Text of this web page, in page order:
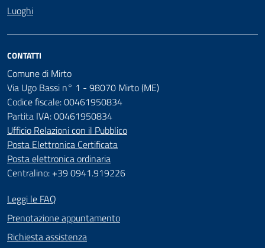
Luoghi
CONTATTI
Comune di Mirto
Via Ugo Bassi n° 1 - 98070 Mirto (ME)
Codice fiscale: 00461950834
Partita IVA: 00461950834
Ufficio Relazioni con il Pubblico
Posta Elettronica Certificata
Posta elettronica ordinaria
Centralino: +39 0941.919226
Leggi le FAQ
Prenotazione appuntamento
Richiesta assistenza